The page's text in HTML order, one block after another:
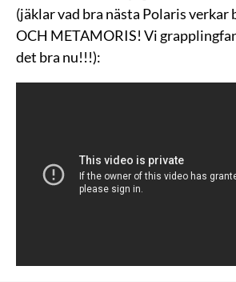
(jäklar vad bra nästa Polaris verkar
OCH METAMORIS! Vi
det bra nu!!!):